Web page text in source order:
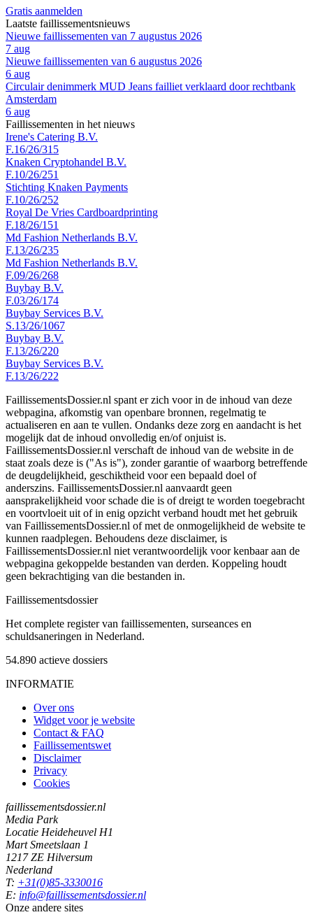
Gratis aanmelden
Laatste faillissementsnieuws
Nieuwe faillissementen van 7 augustus 2026
7 aug
Nieuwe faillissementen van 6 augustus 2026
6 aug
Circulair denimmerk MUD Jeans failliet verklaard door rechtbank
Amsterdam
6 aug
Faillissementen in het nieuws
Irene's Catering B.V.
F.16/26/315
Knaken Cryptohandel B.V.
F.10/26/251
Stichting Knaken Payments
F.10/26/252
Royal De Vries Cardboardprinting
F.18/26/151
Md Fashion Netherlands B.V.
F.13/26/235
Md Fashion Netherlands B.V.
F.09/26/268
Buybay B.V.
F.03/26/174
Buybay Services B.V.
S.13/26/1067
Buybay B.V.
F.13/26/220
Buybay Services B.V.
F.13/26/222
FaillissementsDossier.nl spant er zich voor in de inhoud van deze
webpagina, afkomstig van openbare bronnen, regelmatig te
actualiseren en aan te vullen. Ondanks deze zorg en aandacht is het
mogelijk dat de inhoud onvolledig en/of onjuist is.
FaillissementsDossier.nl verschaft de inhoud van de website in de
staat zoals deze is ("As is"), zonder garantie of waarborg betreffende
de deugdelijkheid, geschiktheid voor een bepaald doel of
anderszins. FaillissementsDossier.nl aanvaardt geen
aansprakelijkheid voor schade die is of dreigt te worden toegebracht
en voortvloeit uit of in enig opzicht verband houdt met het gebruik
van FaillissementsDossier.nl of met de onmogelijkheid de website te
kunnen raadplegen. Behoudens deze disclaimer, is
FaillissementsDossier.nl niet verantwoordelijk voor kenbaar aan de
webpagina gekoppelde bestanden van derden. Koppeling houdt
geen bekrachtiging van die bestanden in.
Faillissementsdossier
Het complete register van faillissementen, surseances en
schuldsaneringen in Nederland.
54.890 actieve dossiers
INFORMATIE
Over ons
Widget voor je website
Contact & FAQ
Faillissementswet
Disclaimer
Privacy
Cookies
faillissementsdossier.nl
Media Park
Locatie Heideheuvel H1
Mart Smeetslaan 1
1217 ZE Hilversum
Nederland
T: +31(0)85-3330016
E: info@faillissementsdossier.nl
Onze andere sites